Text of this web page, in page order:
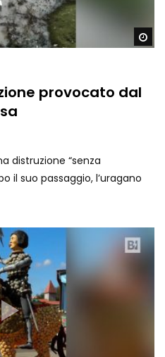
provocato dal
distruzione “senza
il suo passaggio, l’uragano